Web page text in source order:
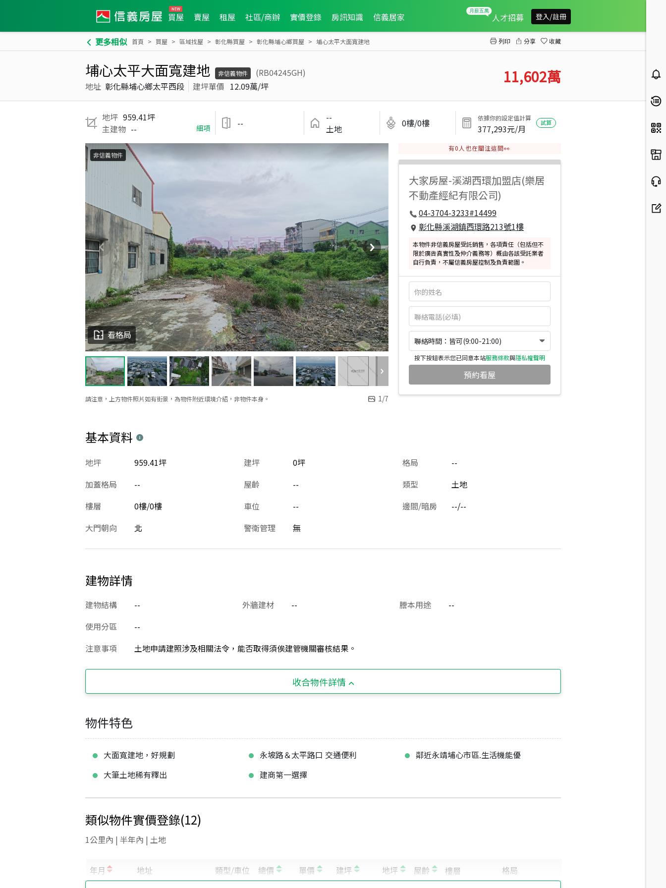
買屋 賣屋 租屋 社區/商辦 實價登錄 房訊知識 信義居家 人才招募 登入/註冊
更多相似 首頁 買屋 區域找屋 彰化縣買屋 彰化縣埔心鄉買屋 埔心太平大面寬建地 列印 分享 收藏
埔心太平大面寬建地 非信義物件
(RB04245GH)
地址 彰化縣埔心鄉太平西段 建坪單價 12.09萬/坪 11,602萬
地坪 959.41坪
主建物 -- 細項 --
--
土地
0樓/0樓 依據你的設定值計算
377,293元/月
試算
請注意，上方物件照片如有街景，為物件附近環境介紹，非物件本身。 1/7
看格局
非信義物件
有0 人也在關注這間👀
大家房屋-溪湖西環加盟店(樂居
不動產經紀有限公司)
04-3704-3233#14499
彰化縣溪湖鎮西環路213號1樓
本物件非信義房屋受託銷售，各項責任（包括但不
限於廣告真實性及仲介義務等）概由各該受託業者
自行負責，不屬信義房屋控制及負責範圍。
聯絡時間：皆可(9:00-21:00)
按下按鈕表示您已同意本站服務條款與隱私權聲明
預約看屋
基本資料
建坪 0坪
地坪 959.41坪 格局
--
加蓋格局
-- 屋齡 -- 類型
土地
樓層
0樓/0樓 車位 -- 邊間/暗房
--/--
大門朝向
北 警衛管理 無
建物詳情
建物結構 -- 外牆建材 -- 謄本用途
--
使用分區
--
注意事項
土地申請建照涉及相關法令，能否取得須俟建管機關審核結果。
收合物件詳情
物件特色
大面寬建地，好規劃 永坡路＆太平路口 交通便利
鄰近永靖埔心市區.生活機能優
大筆土地稀有釋出
建商第一選擇
類似物件實價登錄(12)
1公里內 | 半年內 | 土地